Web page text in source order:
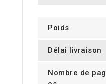
Poids
Délai livraison
Nombre de pag